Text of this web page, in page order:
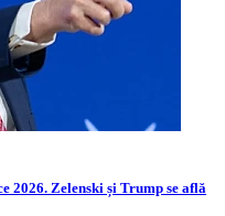
2026. Zelenski și Trump se află